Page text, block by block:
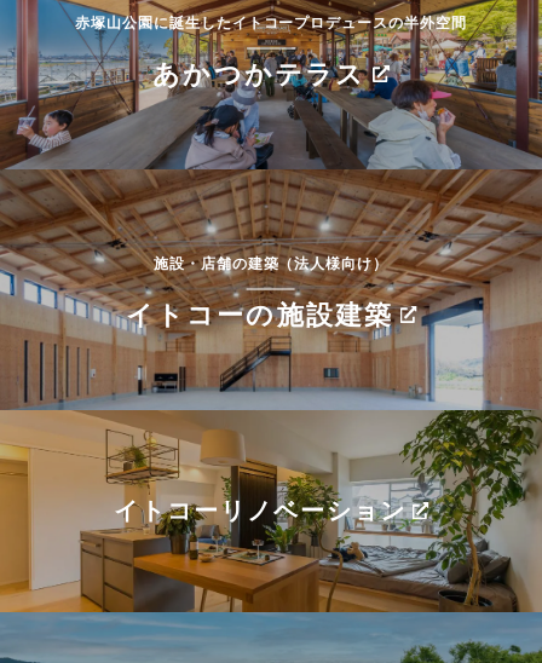
赤塚山公園に誕生したイトコープロデュースの半外空間
あかつかテラス
施設・店舗の建築（法人様向け）
イトコーの施設建築
イトコーリノベーション